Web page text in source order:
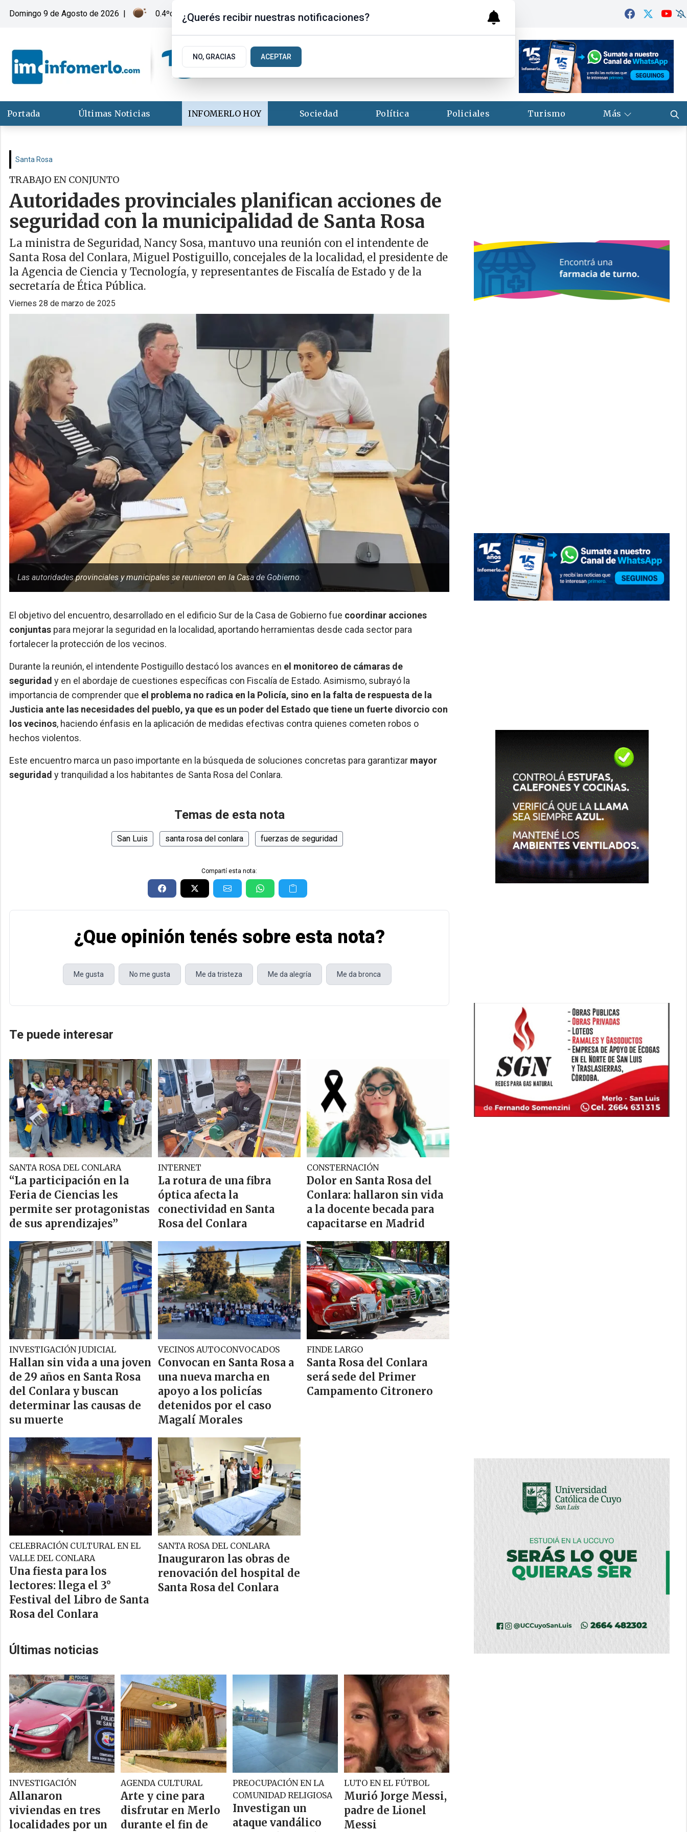
Domingo 9 de Agosto de 2026 | 0.4ºc | Merlo, San Luis
Portada Últimas Noticias INFOMERLO HOY Sociedad Política Policiales Turismo Más
Santa Rosa
TRABAJO EN CONJUNTO
Autoridades provinciales planifican acciones de
seguridad con la municipalidad de Santa Rosa
La ministra de Seguridad, Nancy Sosa, mantuvo una reunión con el intendente de
Santa Rosa del Conlara, Miguel Postiguillo, concejales de la localidad, el presidente de
la Agencia de Ciencia y Tecnología, y representantes de Fiscalía de Estado y de la
secretaría de Ética Pública.
viernes 28 de marzo de 2025
Las autoridades provinciales y municipales se reunieron en la Casa de Gobierno.
El objetivo del encuentro, desarrollado en el edificio Sur de la Casa de Gobierno fue coordinar acciones
conjuntas para mejorar la seguridad en la localidad, aportando herramientas desde cada sector para
fortalecer la protección de los vecinos.
Durante la reunión, el intendente Postiguillo destacó los avances en el monitoreo de cámaras de
seguridad y en el abordaje de cuestiones específicas con Fiscalía de Estado. Asimismo, subrayó la
importancia de comprender que el problema no radica en la Policía, sino en la falta de respuesta de la
Justicia ante las necesidades del pueblo, ya que es un poder del Estado que tiene un fuerte divorcio con
los vecinos, haciendo énfasis en la aplicación de medidas efectivas contra quienes cometen robos o
hechos violentos.
Este encuentro marca un paso importante en la búsqueda de soluciones concretas para garantizar mayor
seguridad y tranquilidad a los habitantes de Santa Rosa del Conlara.
Temas de esta nota
San Luis santa rosa del conlara fuerzas de seguridad
Compartí esta nota:
¿Que opinión tenés sobre esta nota?
Me gusta No me gusta Me da tristeza Me da alegría Me da bronca
Te puede interesar
SANTA ROSA DEL CONLARA
“La participación en la
Feria de Ciencias les
permite ser protagonistas
de sus aprendizajes”
INTERNET
La rotura de una fibra
óptica afecta la
conectividad en Santa
Rosa del Conlara
CONSTERNACIÓN
Dolor en Santa Rosa del
Conlara: hallaron sin vida
a la docente becada para
capacitarse en Madrid
INVESTIGACIÓN JUDICIAL
Hallan sin vida a una joven
de 29 años en Santa Rosa
del Conlara y buscan
determinar las causas de
su muerte
VECINOS AUTOCONVOCADOS
Convocan en Santa Rosa a
una nueva marcha en
apoyo a los policías
detenidos por el caso
Magalí Morales
FINDE LARGO
Santa Rosa del Conlara
será sede del Primer
Campamento Citronero
CELEBRACIÓN CULTURAL EN EL
VALLE DEL CONLARA
Una fiesta para los
lectores: llega el 3°
Festival del Libro de Santa
Rosa del Conlara
SANTA ROSA DEL CONLARA
Inauguraron las obras de
renovación del hospital de
Santa Rosa del Conlara
Últimas noticias
INVESTIGACIÓN
Allanaron
viviendas en tres
localidades por un
AGENDA CULTURAL
Arte y cine para
disfrutar en Merlo
durante el fin de
PREOCUPACIÓN EN LA
COMUNIDAD RELIGIOSA
Investigan un
ataque vandálico
LUTO EN EL FÚTBOL
Murió Jorge Messi,
padre de Lionel
Messi
¿Querés recibir nuestras notificaciones?
NO, GRACIAS ACEPTAR